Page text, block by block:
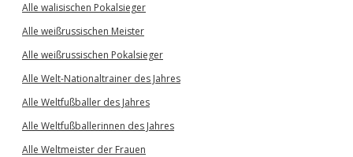
Alle walisischen Pokalsieger
Alle weißrussischen Meister
Alle weißrussischen Pokalsieger
Alle Welt-Nationaltrainer des Jahres
Alle Weltfußballer des Jahres
Alle Weltfußballerinnen des Jahres
Alle Weltmeister der Frauen